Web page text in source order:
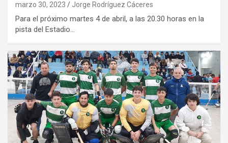
marzo 30, 2023 Jorge Rodríguez Cáceres
Para el próximo martes 4 de abril, a las 20.30 horas en la
pista del Estadio…